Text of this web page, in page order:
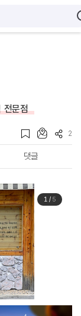
전문점
2
댓글
1/ 5